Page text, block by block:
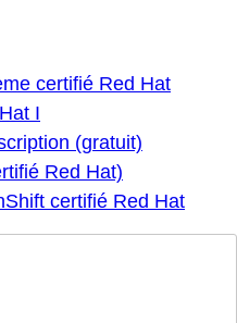
certifié Red Hat
I
(gratuit)
Red Hat)
certifié Red Hat